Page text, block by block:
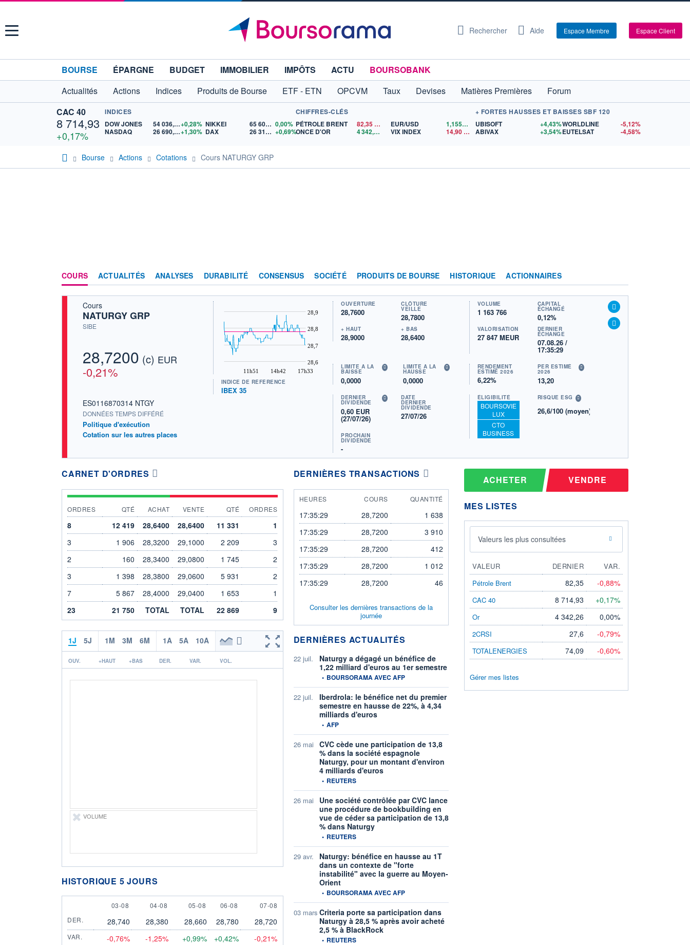
Menu Rechercher Aide Espace Membre Espace Client
BOURSE ÉPARGNE BUDGET IMMOBILIER IMPÔTS ACTU
BOURSOBANK
Actualités
Actions Indices Produits de Bourse ETF - ETN OPCVM Taux Devises Matières Premières
Forum
CAC 40
8 714,93
+0,17%
INDICES
DOW JONES
54 036,93+0,28%
NASDAQ
26 690,62+1,30%
NIKKEI 65 606,71 0,00%
DAX
26 319,45 +0,69%
CHIFFRES-CLÉS
PÉTROLE BRENT
82,35$US
ONCE D'OR
4 342,26 $US
EUR/USD 1,1559$US
VIX INDEX
14,90
+ FORTES HAUSSES ET BAISSES SBF 120
UBISOFT
+4,43%
ABIVAX
+3,54%
WORLDLINE
-5,12%
EUTELSAT
-4,58%
Bourse Actions Cotations Cours NATURGY GRP
COURS ACTUALITÉS ANALYSES DURABILITÉ CONSENSUS SOCIÉTÉ PRODUITS DE BOURSE HISTORIQUE ACTIONNAIRES
Cours
NATURGY GRP
SIBE
28,7200 (c) EUR
-0,21%
ES0116870314 NTGY
DONNÉES TEMPS DIFFÉRÉ
Politique d'exécution
Cotation sur les autres places
11h51 14h42 17h33
28,6
28,7
28,8
28,9
INDICE DE RÉFÉRENCE
IBEX 35
OUVERTURE
28,7600
CLÔTURE
VEILLE
28,7800
+ HAUT
28,9000
+ BAS
28,6400
VOLUME
1 163 766
CAPITAL
ÉCHANGÉ
0,12%
VALORISATION
27 847 MEUR
DERNIER
ÉCHANGE
07.08.26 /
17:35:29
LIMITE À LA
BAISSE
0,0000
LIMITE À LA
HAUSSE
0,0000
RENDEMENT
ESTIMÉ 2026
6,22%
PER ESTIMÉ
2026
13,20
DERNIER
DIVIDENDE
0,60 EUR
(27/07/26)
DATE
DERNIER
DIVIDENDE
27/07/26
PROCHAIN
DIVIDENDE
-
ÉLIGIBILITÉ
BOURSOVIE
LUX
CTO
BUSINESS
RISQUE ESG
26,6/100 (moyen)
CARNET D'ORDRES
ORDRES QTÉ ACHAT VENTE QTÉ ORDRES
8 12 419 28,6400 28,6400 11 331
1
3
1 906 28,3200 29,1000 2 209
3
2
160 28,3400 29,0800 1 745
2
3
1 398 28,3800 29,0600 5 931
2
7
5 867 28,4000 29,0400 1 653
1
23
21 750 TOTAL TOTAL 22 869 9
1J 5J 1M 3M 6M 1A 5A 10A
OUV. +HAUT +BAS DER. VAR. VOL.
VOLUME
HISTORIQUE 5 JOURS
3 AUGUST
03-08 4 AUGUST
04-08 5 AUGUST
05-08 6 AUGUST
06-08 7 AUGUST
07-08
DER.
28,740 28,380 28,660 28,780 28,720
VAR. -0,76% -1,25% +0,99% +0,42% -0,21%
DERNIÈRES TRANSACTIONS
HEURES COURS QUANTITÉ
17:35:29 28,7200
1 638
17:35:29
28,7200
3 910
17:35:29
28,7200
412
17:35:29
28,7200
1 012
17:35:29
28,7200 46
Consulter les dernières transactions de la
journée
DERNIÈRES ACTUALITÉS
22 juil.
Naturgy a dégagé un bénéfice de
1,22 milliard d'euros au 1er semestre
information fournie par
• BOURSORAMA AVEC AFP
22 juil.
Iberdrola: le bénéfice net du premier
semestre en hausse de 22%, à 4,34
milliards d'euros
information fournie par
• AFP
26 mai
CVC cède une participation de 13,8
% dans la société espagnole
Naturgy, pour un montant d'environ
4 milliards d'euros
information fournie par
• REUTERS
26 mai
Une société contrôlée par CVC lance
une procédure de bookbuilding en
vue de céder sa participation de 13,8
% dans Naturgy
information fournie par
• REUTERS
29 avr.
Naturgy: bénéfice en hausse au 1T
dans un contexte de "forte
instabilité" avec la guerre au Moyen-
Orient
information fournie par
• BOURSORAMA AVEC AFP
03 mars Criteria porte sa participation dans
Naturgy à 28,5 % après avoir acheté
2,5 % à BlackRock
information fournie par
• REUTERS
ACHETER VENDRE
MES LISTES
Valeurs les plus consultées
VALEUR DERNIER
VAR.
Pétrole Brent
82,35 -0,88%
CAC 40 8 714,93 +0,17%
Or 4 342,26 0,00%
2CRSI 27,6 -0,79%
TOTALENERGIES 74,09 -0,60%
Gérer mes listes